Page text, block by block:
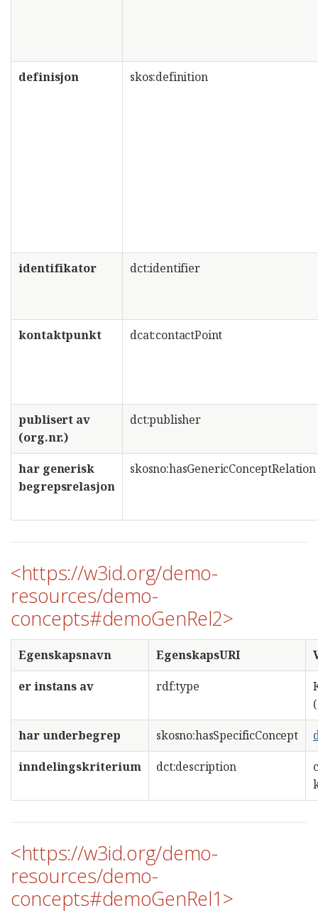
definisjon skos:definition
identifikator dct:identifier
kontaktpunkt dcat:contactPoint
publisert av
(org.nr.)
dct:publisher
har generisk
begrepsrelasjon
skosno:hasGenericConceptRelation
<https://w3id.org/demo-
resources/demo-
concepts#demoGenRel2>
Egenskapsnavn EgenskapsURI
er instans av
rdf:type
har underbegrep
skosno:hasSpecificConcept
inndelingskriterium
dct:description
<https://w3id.org/demo-
resources/demo-
concepts#demoGenRel1>